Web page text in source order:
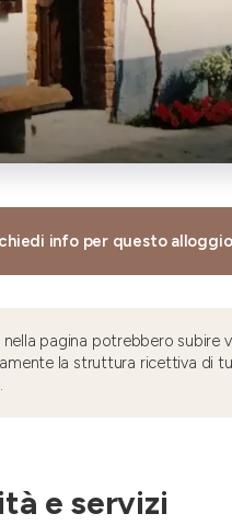
info per questo alloggio
pagina potrebbero subire
la struttura ricettiva di
e servizi